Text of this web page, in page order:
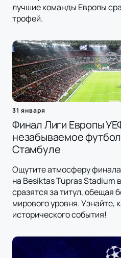
лучшие команды Европы
трофей.
31 января
Финал Лиги Европы
незабываемое
Стамбуле
Ощутите атмосферу
на Besiktas Tupras Stadium
сразятся за титул, обещая
мирового уровня. Узнайте,
исторического события!